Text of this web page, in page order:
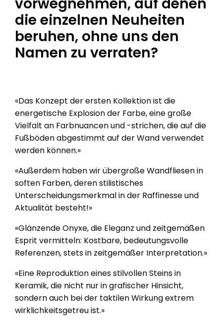
die einzelnen Neuheiten
beruhen, ohne uns den
Namen zu verraten?
«Das Konzept der ersten Kollektion ist die
energetische Explosion der Farbe, eine große
Vielfalt an Farbnuancen und -strichen, die auf die
Fußböden abgestimmt auf der Wand verwendet
werden können.»
«Außerdem haben wir übergroße Wandfliesen in
soften Farben, deren stilistisches
Unterscheidungsmerkmal in der Raffinesse und
Aktualität besteht!»
«Glänzende Onyxe, die Eleganz und zeitgemäßen
Esprit vermitteln: Kostbare, bedeutungsvolle
Referenzen, stets in zeitgemäßer Interpretation.»
«Eine Reproduktion eines stilvollen Steins in
Keramik, die nicht nur in grafischer Hinsicht,
sondern auch bei der taktilen Wirkung extrem
wirklichkeitsgetreu ist.»